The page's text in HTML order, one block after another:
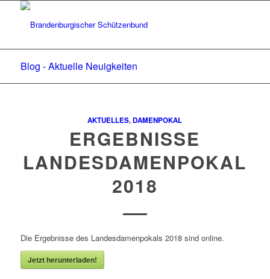
Blog - Aktuelle Neuigkeiten
AKTUELLES,DAMENPOKAL
ERGEBNISSE
LANDESDAMENPOKAL
2018
Die Ergebnisse des Landesdamenpokals 2018 sind online.
Jetzt herunterladen!